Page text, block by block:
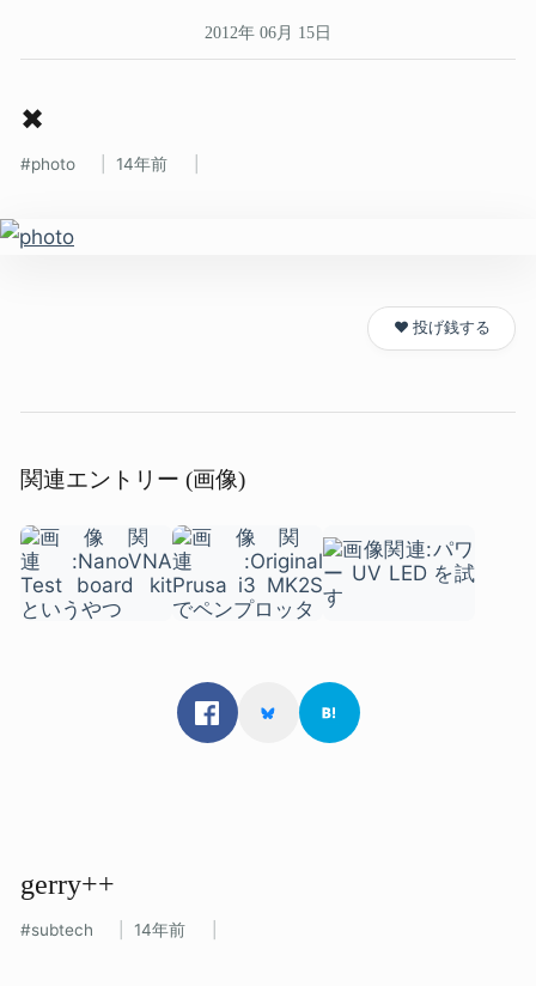
2012年 06月 15日
✖
photo 14年前
❤️ 投げ銭する
関連エントリー (画像)
gerry++
subtech 14年前